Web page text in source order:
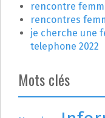
rencontre
rencontres
je cherche une
telephone 2022
Mots clés